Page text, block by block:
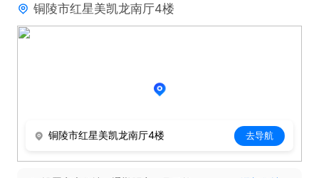
08:30--12:00
13:30--18:00
该岗位属于销售岗位，不是文员岗位，请看清要求后
欢迎各位申请职位~电联时请说在铜陵人才网查看的~
铜陵市红星美凯龙南厅4楼
铜陵市红星美凯龙南厅4楼 去导航